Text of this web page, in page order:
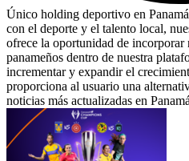
Único holding deportivo en
con el deporte y el talento local,
ofrece la oportunidad de incorporar
panameños dentro de nuestra
incrementar y expandir el
proporciona al usuario una
noticias más actualizadas en